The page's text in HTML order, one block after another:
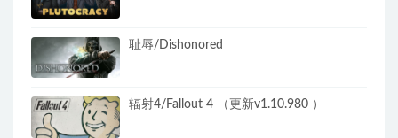
耻辱/Dishonored
辐射4/Fallout 4 （更新v1.10.980 ）